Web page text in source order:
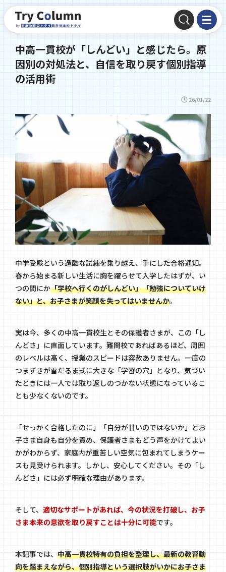
中高一貫校が「しんどい」と感じたら。原
因別の対処法と、自信を取り戻す個別指導
の活用術
26/01/22
中学受験という過酷な試練を乗り越え、手にした合格通知。
春から始まる新しい生活に胸を躍らせて入学したはずが、い
つの間にか「学校へ行くのがしんどい」「勉強についていけ
ない」と、お子さまが笑顔を失ってはいませんか。
実は今、多くの中高一貫校生とその保護者さまが、この「し
んどさ」に直面しています。難関校であればあるほど、周囲
のレベルは高く、授業のスピードは容赦ありません。一度の
つまずきが雪だるま式に大きな「学習の穴」となり、気づい
たときには一人では取り返しのつかない状態になっているこ
とも少なくないのです。
「せっかく合格したのに」「自分が甘いのではないか」とお
子さま自身も自分を責め、保護者さまもどう声をかけてよい
かがわからず、家庭内が重苦しい空気に包まれてしまうケー
スも見受けられます。しかし、安心してください。その「し
んどさ」には必ず明確な理由があります。
そして、 適切なサポートがあれば、今の状況を打破し、お子
さま本来の意欲を取り戻すことは十分に可能です。
本記事では、 中高一貫校特有の負担を整理し、最新の教育動
向を踏まえながら、個別指導という選択肢がいかにお子さま